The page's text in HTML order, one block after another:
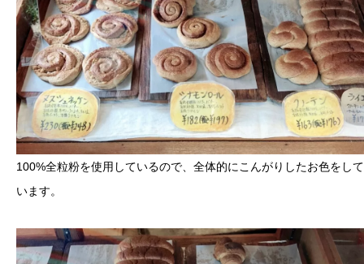
100%全粒粉を使用しているので、全体的にこんがりしたお色をして
います。